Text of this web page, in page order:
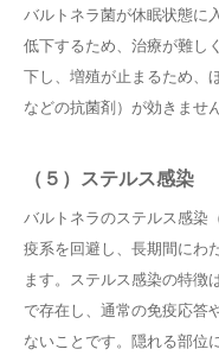
バルトネラ菌が休眠状態に
低下するため、治療が難し
下し、増殖が止まるため、
などの抗菌剤）が効きません
（５）ステルス感染
バルトネラのステルス感染
疫系を回避し、長期間にわ
ます。ステルス感染の特徴
で存在し、通常の免疫応答
ないことです。隠れる部位